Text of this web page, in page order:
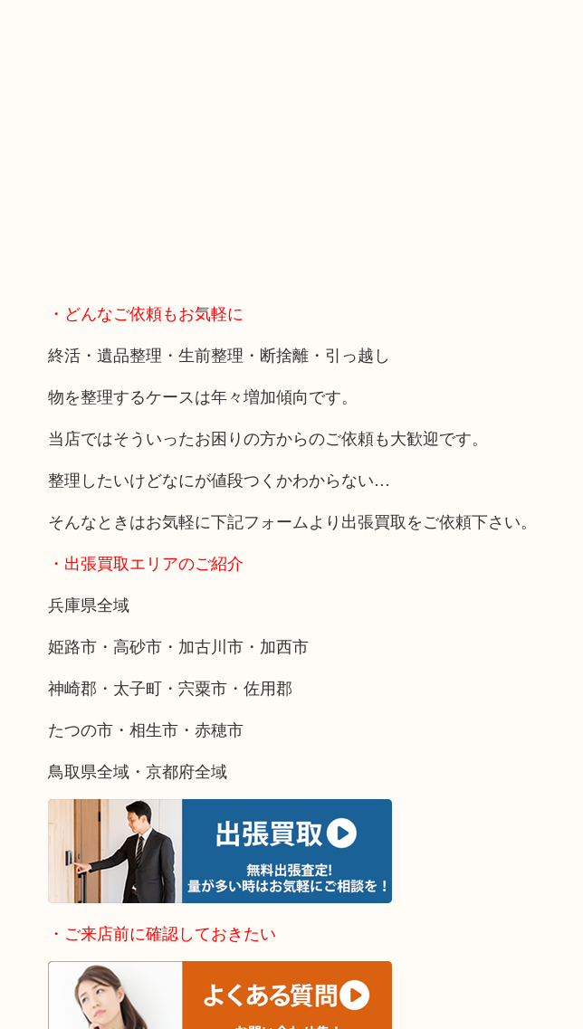
・どんなご依頼もお気軽に
終活・遺品整理・生前整理・断捨離・引っ越し
物を整理するケースは年々増加傾向です。
当店ではそういったお困りの方からのご依頼も大歓迎です。
整理したいけどなにが値段つくかわからない…
そんなときはお気軽に下記フォームより出張買取をご依頼下さい。
・出張買取エリアのご紹介
兵庫県全域
姫路市・高砂市・加古川市・加西市
神崎郡・太子町・宍粟市・佐用郡
たつの市・相生市・赤穂市
鳥取県全域・京都府全域
・ご来店前に確認しておきたい